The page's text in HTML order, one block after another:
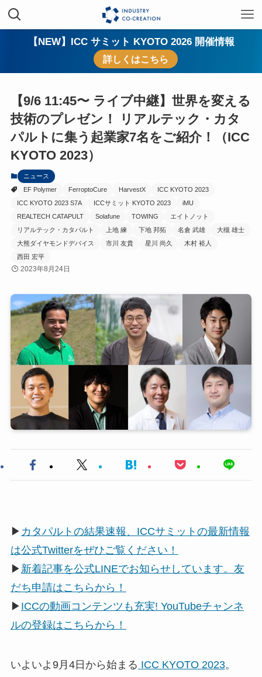
【NEW】ICC サミット KYOTO 2026 開催情報
詳しくはこちら
【9/6 11:45〜 ライブ中継】世界を変える
技術のプレゼン！ リアルテック・カタ
パルトに集う起業家7名をご紹介！（ICC
KYOTO 2023）
ニュース
EF Polymer
FerroptoCure HarvestX
ICC KYOTO 2023
ICC KYOTO 2023 S7A
ICCサミット KYOTO 2023
iMU
REALTECH CATAPULT
Solafune TOWING
エイトノット
リアルテック・カタパルト
上地 練 下地 邦拓 名倉 武雄
大槻 雄士
大熊ダイヤモンドデバイス
市川 友貴 星川 尚久
木村 裕人
西田 宏平
2023年8月24日
▶ カタパルトの結果速報、ICCサミットの最新情報
は公式Twitterをぜひご覧ください！
▶ 新着記事を公式LINEでお知らせしています。友
だち申請はこちらから！
▶ ICCの動画コンテンツも充実! YouTubeチャンネ
ルの登録はこちらから！
いよいよ9月4日から始まる ICC KYOTO 2023。